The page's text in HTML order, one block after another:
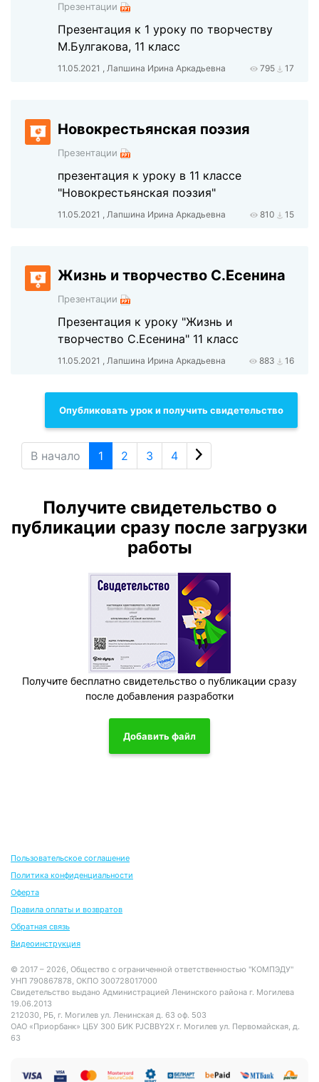
Презентации
Презентация к 1 уроку по творчеству
М.Булгакова, 11 класс
11.05.2021 , Лапшина Ирина Аркадьевна 795 17
Новокрестьянская поэзия
Презентации
презентация к уроку в 11 классе
"Новокрестьянская поэзия"
11.05.2021 , Лапшина Ирина Аркадьевна 810 15
Жизнь и творчество С.Есенина
Презентации
Презентация к уроку "Жизнь и
творчество С.Есенина" 11 класс
11.05.2021 , Лапшина Ирина Аркадьевна 883 16
Опубликовать урок и получить свидетельство
В начало 1 2 3 4
Получите свидетельство о
публикации сразу после загрузки
работы
Получите бесплатно свидетельство о публикации сразу
после добавления разработки
Добавить файл
Пользовательское соглашение
Политика конфиденциальности
Оферта
Правила оплаты и возвратов
Обратная связь
Видеоинструкция
© 2017 – 2026, Общество с ограниченной ответственностью "КОМПЭДУ"
УНП 790867878, ОКПО 300728017000
Свидетельство выдано Администрацией Ленинского района г. Могилева
19.06.2013
212030, РБ, г. Могилев ул. Ленинская д. 63 оф. 503
ОАО «Приорбанк» ЦБУ 300 БИК PJCBBY2X г. Могилев ул. Первомайская, д.
63